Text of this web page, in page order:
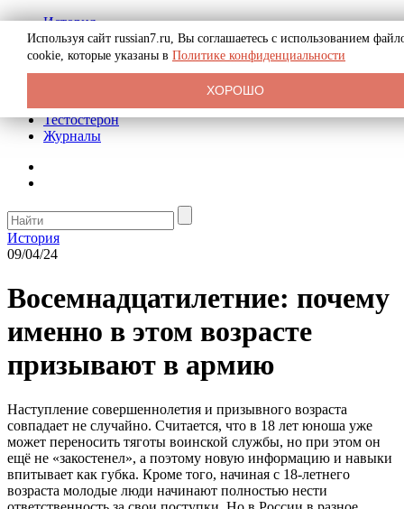
История
Биография
Криминал
Реклама на сайте
Тестостерон
Журналы
История
09/04/24
Восемнадцатилетние: почему
именно в этом возрасте
призывают в армию
Наступление совершеннолетия и призывного возраста
совпадает не случайно. Считается, что в 18 лет юноша уже
может переносить тяготы воинской службы, но при этом он
ещё не «закостенел», а поэтому новую информацию и навыки
впитывает как губка. Кроме того, начиная с 18-летнего
возраста молодые люди начинают полностью нести
Используя сайт russian7.ru, Вы соглашаетесь с использованием
cookie, которые указаны в Политике конфиденциальности
ХОРОШО